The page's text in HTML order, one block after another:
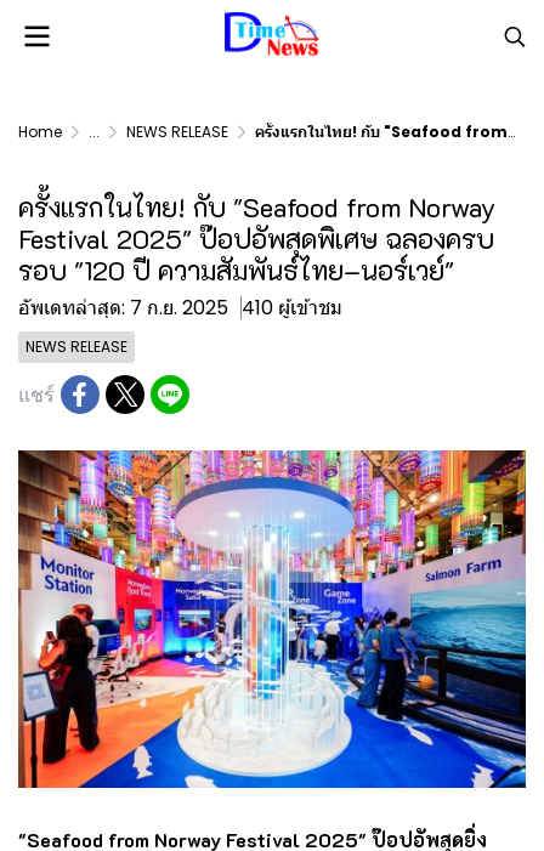
Home ... NEWS RELEASE ครั้งแรกในไทย! กับ "Seafood from Norway Festival 2025" ป๊อปอัพสุดพิเศษ ฉลองครบรอบ "120 ปี ความสัมพันธ์ไทย–นอร์เวย์"
ครั้งแรกในไทย! กับ "Seafood from Norway
Festival 2025" ป๊อปอัพสุดพิเศษ ฉลองครบ
รอบ "120 ปี ความสัมพันธ์ไทย–นอร์เวย์"
อัพเดทล่าสุด: 7 ก.ย. 2025 410 ผู้เข้าชม
NEWS RELEASE
แชร์
"Seafood from Norway Festival 2025" ป๊อปอัพสุดยิ่ง